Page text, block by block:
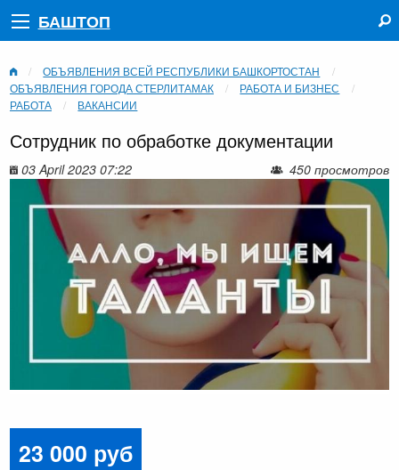
БАШТОП
ОБЪЯВЛЕНИЯ ВСЕЙ РЕСПУБЛИКИ БАШКОРТОСТАН
ОБЪЯВЛЕНИЯ ГОРОДА СТЕРЛИТАМАК
РАБОТА И БИЗНЕС
РАБОТА
ВАКАНСИИ
Сотрудник по обработке документации
03 April 2023 07:22 450 просмотров
23 000 руб